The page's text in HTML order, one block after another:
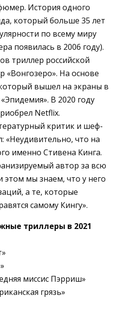
История одного
который больше 35 лет
по всему миру
появилась в 2006 году).
триллер российской
«Вонгозеро». На основе
вышел на экраны в
В 2020 году
Netflix.
критик и шеф-
«Неудивительно, что на
именно Стивена Кинга.
автор за всю
мы знаем, что у него
а те, которые
самому Кингу».
триллеры в 2021
миссис Пэрриш»
грязь»